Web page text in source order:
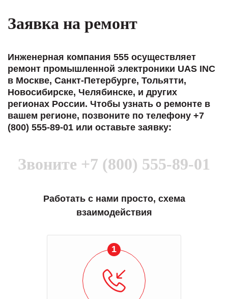
Заявка на ремонт
Инженерная компания 555 осуществляет
ремонт промышленной электроники UAS INC
в Москве, Санкт-Петербурге, Тольятти,
Новосибирске, Челябинске, и других
регионах России. Чтобы узнать о ремонте в
вашем регионе, позвоните по телефону +7
(800) 555-89-01 или оставьте заявку:
Звоните +7 (800) 555-89-01
Работать с нами просто, схема
взаимодействия
1